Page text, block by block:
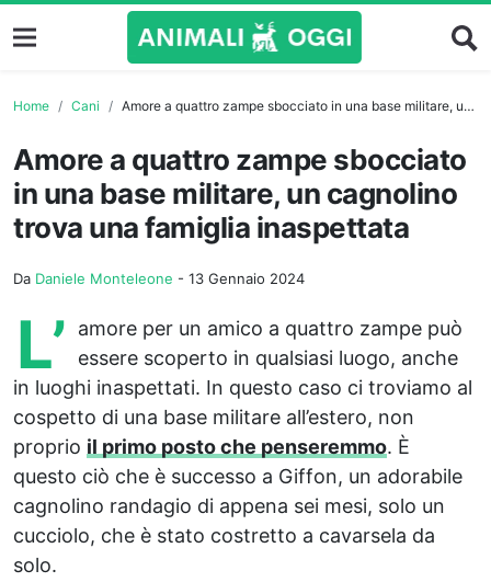
Home Cani Amore a quattro zampe sbocciato in una base militare, un cagnolino trova una famiglia inaspettata
Amore a quattro zampe sbocciato
in una base militare, un cagnolino
trova una famiglia inaspettata
Da Daniele Monteleone - 13 Gennaio 2024
L’
amore per un amico a quattro zampe può
essere scoperto in qualsiasi luogo, anche
in luoghi inaspettati. In questo caso ci troviamo al
cospetto di una base militare all’estero, non
proprio il primo posto che penseremmo. È
questo ciò che è successo a Giffon, un adorabile
cagnolino randagio di appena sei mesi, solo un
cucciolo, che è stato costretto a cavarsela da
solo.